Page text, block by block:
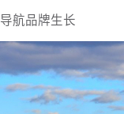
导航品牌生长